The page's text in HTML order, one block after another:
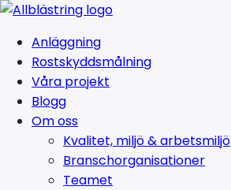
Anläggning
Rostskyddsmålning
Våra projekt
Blogg
Om oss
Kvalitet, miljö & arbetsmiljö
Branschorganisationer
Teamet